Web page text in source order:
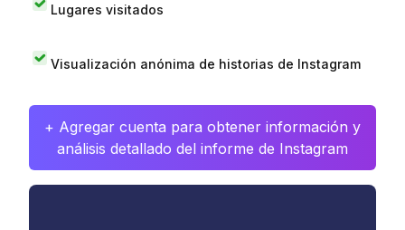
Lugares visitados
Visualización anónima de historias de Instagram
+ Agregar cuenta para obtener información y
análisis detallado del informe de Instagram